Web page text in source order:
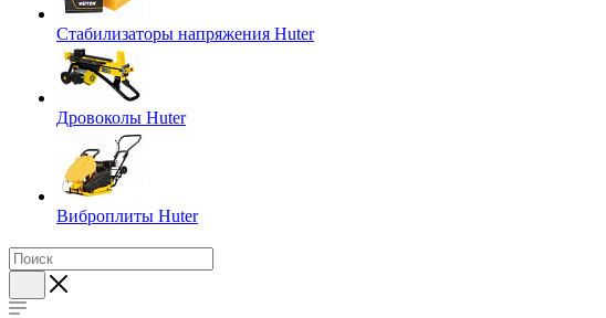
Стабилизаторы напряжения Huter
Дровоколы Huter
Виброплиты Huter